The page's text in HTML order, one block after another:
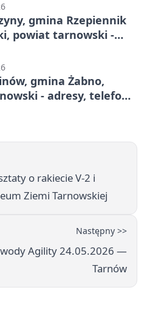
gmina Rzepiennik
powiat tarnowski -
gmina Żabno,
- adresy, telefony,
o rakiecie V-2 i
Ziemi Tarnowskiej
Następny >>
Agility 24.05.2026 —
Tarnów